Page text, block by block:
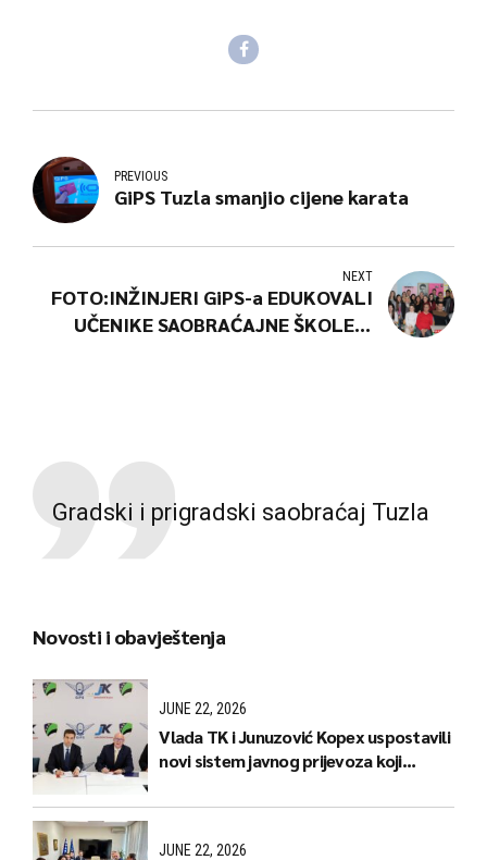
PREVIOUS
GiPS Tuzla smanjio cijene karata
NEXT
FOTO:INŽINJERI GiPS-a EDUKOVALI
UČENIKE SAOBRAĆAJNE ŠKOLE O
Gradski i prigradski saobraćaj Tuzla
Novosti i obavještenja
JUNE 22, 2026
Vlada TK i Junuzović Kopex uspostavili
novi sistem javnog prijevoza koji
JUNE 22, 2026